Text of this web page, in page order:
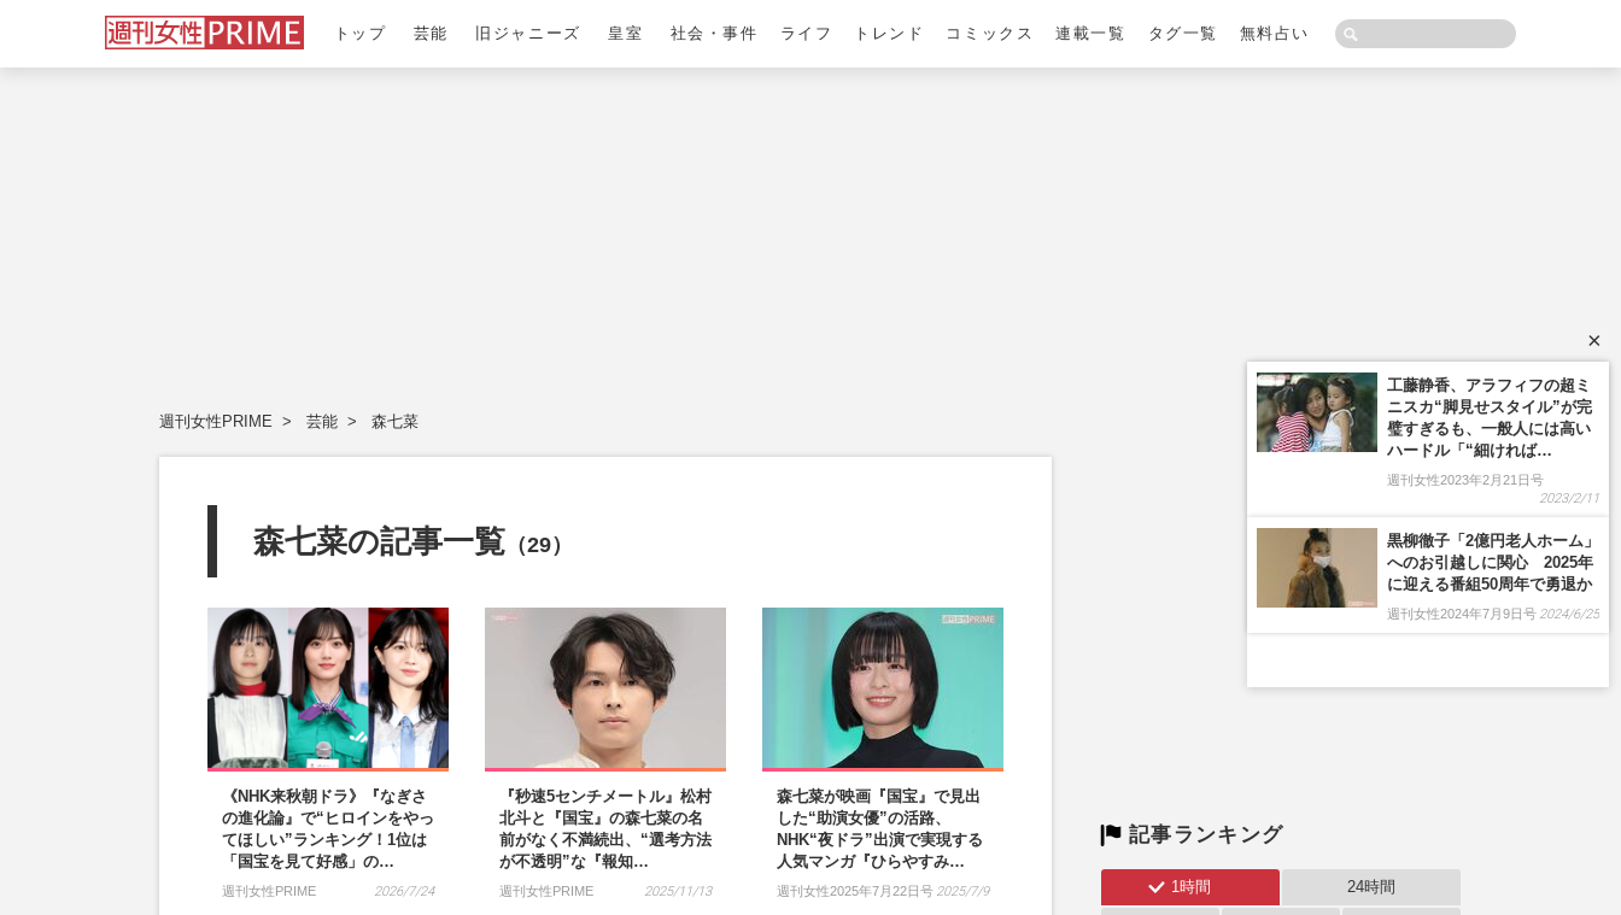
トップ 芸能 旧ジャニーズ 皇室 社会・事件 ライフ トレンド コミックス 連載一覧 タグ一覧 無料占い
週刊女性PRIME 芸能 森七菜
森七菜の記事一覧 （29）
《NHK来秋朝ドラ》『なぎさ
の進化論』で“ヒロインをやっ
てほしい”ランキング！1位は
「国宝を見て好感」の…
週刊女性PRIME 2026/7/24
『秒速5センチメートル』松村
北斗と『国宝』の森七菜の名
前がなく不満続出、“選考方法
が不透明”な『報知…
週刊女性PRIME 2025/11/13
森七菜が映画『国宝』で見出
した“助演女優”の活路、
NHK“夜ドラ”出演で実現する
人気マンガ『ひらやすみ…
週刊女性2025年7月22日号 2025/7/9
記事ランキング
1時間 24時間
×
工藤静香、アラフィフの超ミ
ニスカ“脚見せスタイル”が完
璧すぎるも、一般人には高い
ハードル「“細ければ…
週刊女性2023年2月21日号
2023/2/11
黒柳徹子「2億円老人ホーム」
へのお引越しに関心 2025年
に迎える番組50周年で勇退か
週刊女性2024年7月9日号 2024/6/25